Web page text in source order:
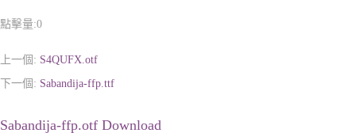
點擊量:0
上一個: S4QUFX.otf
下一個: Sabandija-ffp.ttf
Sabandija-ffp.otf Download